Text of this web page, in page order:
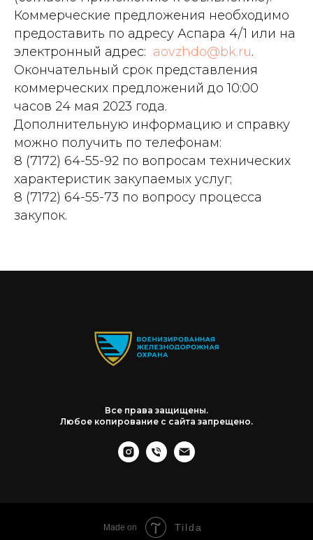
Коммерческие предложения необходимо
предоставить по адресу Аспара 4/1 или на
электронный адрес: aovzhdo@bk.ru.
Окончательный срок представления
коммерческих предложений до 10:00
часов 24 мая 2023 года.
Дополнительную информацию и справку
можно получить по телефонам:
8 (7172) 64-55-92 по вопросам технических
характеристик закупаемых услуг;
8 (7172) 64-55-73 по вопросу процесса
закупок.
Все права защищены.
Любое копирование с сайта запрещено.
Made on Tilda